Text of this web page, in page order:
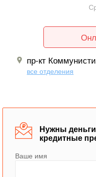
пр-кт
все отделения
Нужны
кредитные
Ваше имя